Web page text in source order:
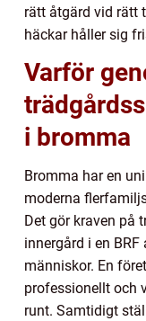
rätt åtgärd vid rätt
häckar håller sig
Varför
i bromma
Bromma har en
moderna
Det gör kraven på
innergård i en
människor. En
professionellt och
runt. Samtidigt